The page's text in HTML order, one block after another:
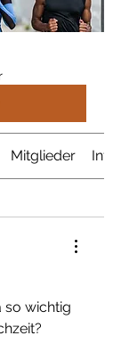
Mitglieder Info
so wichtig